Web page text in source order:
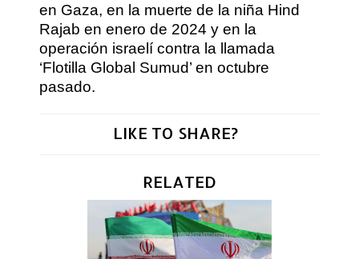
en Gaza, en la muerte de la niña Hind
Rajab en enero de 2024 y en la
operación israelí contra la llamada
‘Flotilla Global Sumud’ en octubre
pasado.
LIKE TO SHARE?
RELATED